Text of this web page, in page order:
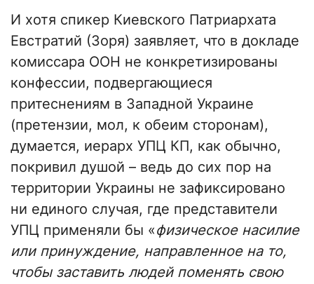
И хотя спикер Киевского Патриархата
Евстратий (Зоря) заявляет, что в докладе
комиссара ООН не конкретизированы
конфессии, подвергающиеся
притеснениям в Западной Украине
(претензии, мол, к обеим сторонам),
думается, иерарх УПЦ КП, как обычно,
покривил душой – ведь до сих пор на
территории Украины не зафиксировано
ни единого случая, где представители
УПЦ применяли бы «физическое насилие
или принуждение, направленное на то,
чтобы заставить людей поменять свою